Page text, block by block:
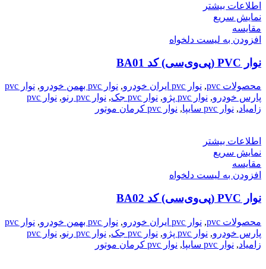
اطلاعات بیشتر
نمایش سریع
مقایسه
افزودن به لیست دلخواه
نوار PVC (پی‌وی‌سی) کد BA01
محصولات pvc , نوار pvc ایران خودرو , نوار pvc بهمن خودرو ,
نوار pvc
پارس خودرو, نوار pvc پژو , نوار pvc جک , نوار pvc رنو ,
نوار pvc
زامیاد, نوار pvc سایپا , نوار pvc کرمان موتور
اطلاعات بیشتر
نمایش سریع
مقایسه
افزودن به لیست دلخواه
نوار PVC (پی‌وی‌سی) کد BA02
محصولات pvc , نوار pvc ایران خودرو , نوار pvc بهمن خودرو ,
نوار pvc
پارس خودرو, نوار pvc پژو , نوار pvc جک , نوار pvc رنو ,
نوار pvc
زامیاد, نوار pvc سایپا , نوار pvc کرمان موتور